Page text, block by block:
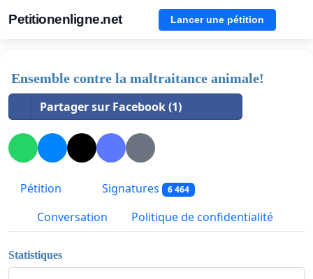
Petitionenligne.net Lancer une pétition
Ensemble contre la maltraitance animale!
Partager sur Facebook (1)
Pétition Signatures 6 464
Conversation Politique de confidentialité
Statistiques